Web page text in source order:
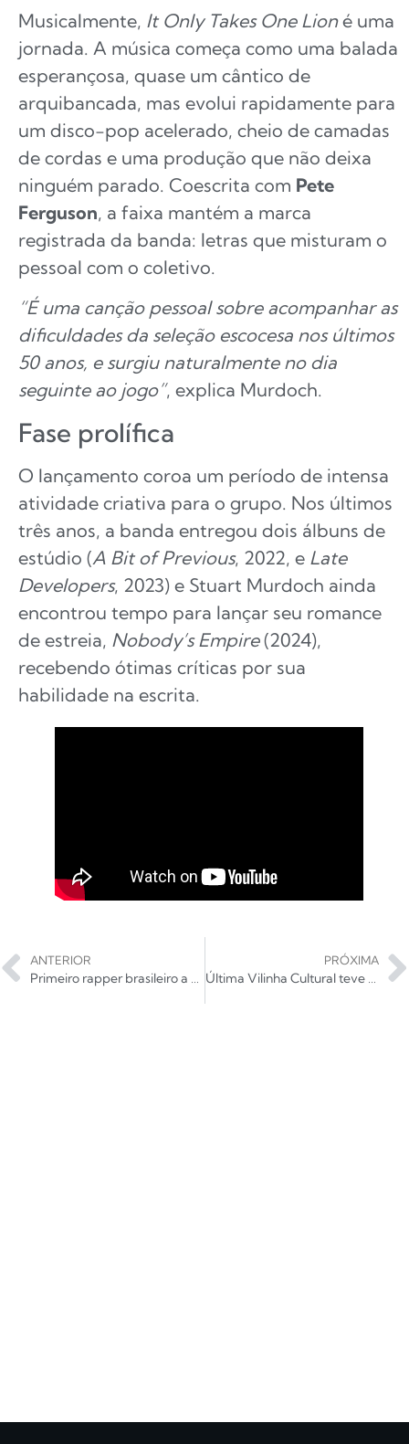
Musicalmente, It Only Takes One Lioné uma
jornada. A música começa como uma balada
esperançosa, quase um cântico de
arquibancada, mas evolui rapidamente para
um disco-pop acelerado, cheio de camadas
de cordas e uma produção que não deixa
ninguém parado. Coescrita com Pete
Ferguson, a faixa mantém a marca
registrada da banda: letras que misturam o
pessoal com o coletivo.
“É uma canção pessoal sobre acompanhar as
dificuldades da seleção escocesa nos últimos
50 anos, e surgiu naturalmente no dia
seguinte ao jogo”, explica Murdoch.
Fase prolífica
O lançamento coroa um período de intensa
atividade criativa para o grupo. Nos últimos
três anos, a banda entregou dois álbuns de
estúdio (A Bit of Previous, 2022, e Late
Developers, 2023) e Stuart Murdoch ainda
encontrou tempo para lançar seu romance
de estreia, Nobody’s Empire(2024),
recebendo ótimas críticas por sua
habilidade na escrita.
ANTERIOR
Primeiro rapper brasileiro a ocupar o Allianz Parque como headliner, BK’ anuncia convidados
PRÓXIMA
Última Vilinha Cultural teve Bola (da Zimbra), Helena Papini, Bruno Iodes e Alex Jandovi